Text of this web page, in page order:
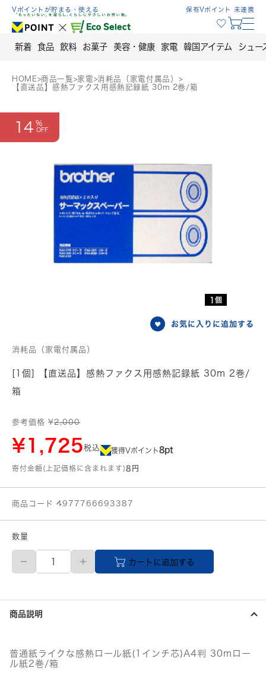
Skip
content
Vポイントが貯まる・使える 保有Vポイント 未連携
新着 食品 飲料 お菓子 美容・健康 家電 韓国アイテム シュー
HOME>商品一覧>家電>消耗品（家電付属品） >
【直送品】感熱ファクス用感熱記録紙 30m 2巻/箱
14
1個
お気に入りに追加する
消耗品（家電付属品）
[1個] 【直送品】感熱ファクス用感熱記録紙 30m 2巻/
箱
参考価格 ¥2,000
¥1,725税込 獲得Vポイント8pt
寄付金額(上記価格に含まれます)8円
商品コード 4977766693387
数量
【直
品】
熱
フ
ァ
用
感
カートに追加する
商品説明
普通紙ライクな感熱ロール紙(1インチ芯)A4判 30mロー
ル紙2巻/箱